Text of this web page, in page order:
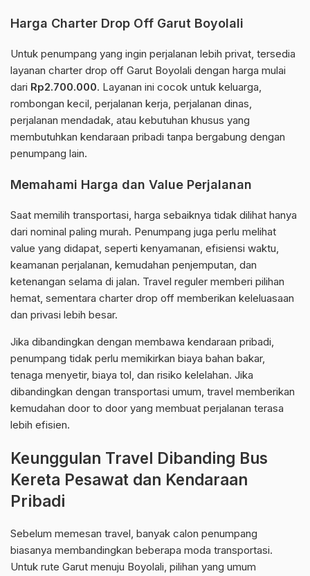
Harga Charter Drop Off Garut Boyolali
Untuk penumpang yang ingin perjalanan lebih privat, tersedia
layanan charter drop off Garut Boyolali dengan harga mulai
dari Rp2.700.000. Layanan ini cocok untuk keluarga,
rombongan kecil, perjalanan kerja, perjalanan dinas,
perjalanan mendadak, atau kebutuhan khusus yang
membutuhkan kendaraan pribadi tanpa bergabung dengan
penumpang lain.
Memahami Harga dan Value Perjalanan
Saat memilih transportasi, harga sebaiknya tidak dilihat hanya
dari nominal paling murah. Penumpang juga perlu melihat
value yang didapat, seperti kenyamanan, efisiensi waktu,
keamanan perjalanan, kemudahan penjemputan, dan
ketenangan selama di jalan. Travel reguler memberi pilihan
hemat, sementara charter drop off memberikan keleluasaan
dan privasi lebih besar.
Jika dibandingkan dengan membawa kendaraan pribadi,
penumpang tidak perlu memikirkan biaya bahan bakar,
tenaga menyetir, biaya tol, dan risiko kelelahan. Jika
dibandingkan dengan transportasi umum, travel memberikan
kemudahan door to door yang membuat perjalanan terasa
lebih efisien.
Keunggulan Travel Dibanding Bus
Kereta Pesawat dan Kendaraan
Pribadi
Sebelum memesan travel, banyak calon penumpang
biasanya membandingkan beberapa moda transportasi.
Untuk rute Garut menuju Boyolali, pilihan yang umum